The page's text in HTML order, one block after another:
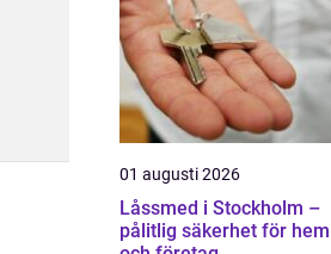
01 augusti 2026
Låssmed i Stockholm –
pålitlig säkerhet för hem